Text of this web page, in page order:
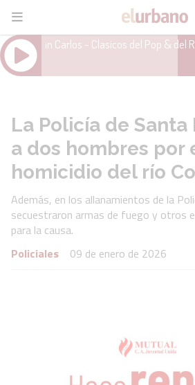
La Policía de Santa
a dos hombres por
homicidio del río
Además, en los allanamientos de la
secuestraron armas de fuego y otros
para la causa.
Policiales
09 de enero de 2026